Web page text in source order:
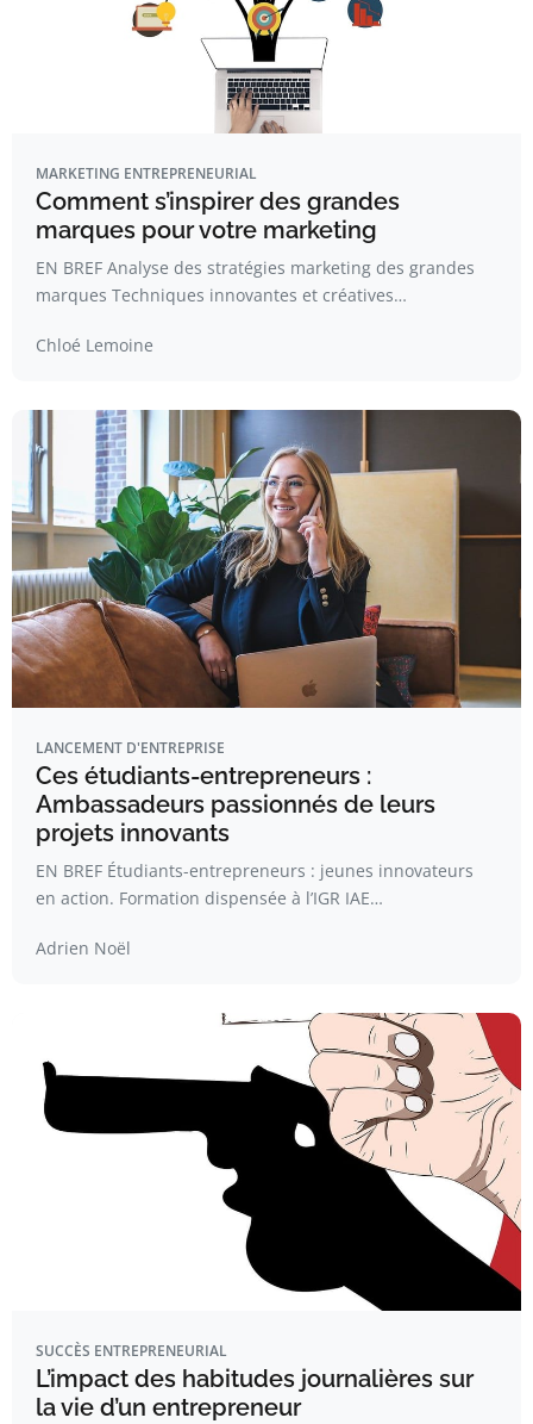
MARKETING ENTREPRENEURIAL
Comment s’inspirer des grandes
marques pour votre marketing
EN BREF Analyse des stratégies marketing des grandes
marques Techniques innovantes et créatives…
Chloé Lemoine
LANCEMENT D'ENTREPRISE
Ces étudiants-entrepreneurs :
Ambassadeurs passionnés de leurs
projets innovants
EN BREF Étudiants-entrepreneurs : jeunes innovateurs
en action. Formation dispensée à l’IGR IAE…
Adrien Noël
SUCCÈS ENTREPRENEURIAL
L’impact des habitudes journalières sur
la vie d’un entrepreneur